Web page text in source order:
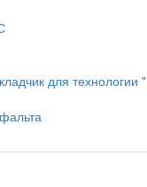
для технологии